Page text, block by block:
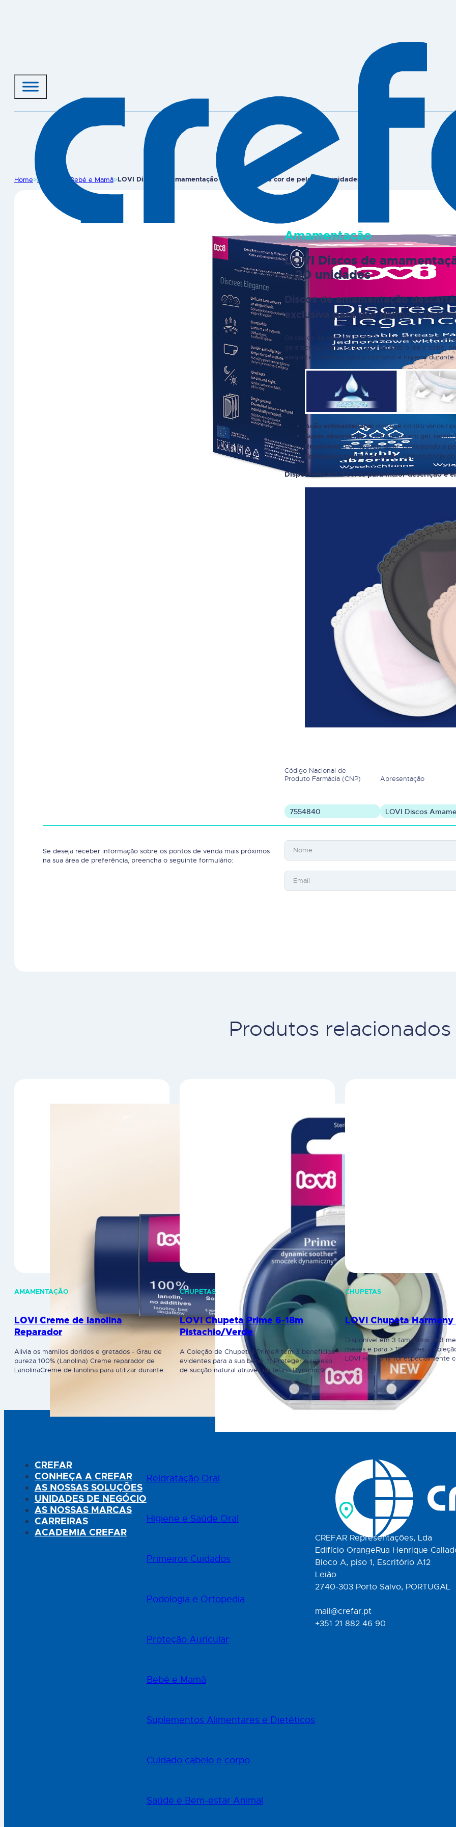
Home>Produtos Bebé e Mamã> LOVI Discos de amamentação antibacterianos cor de pele – 20 unidades
Amamentação
LOVI Discos de
– 20 unidades
Discos de amamentação
exclusiva para uso diurno e
Os discos de amamentação Discreet Elegance são
garantem um ambiente seco durante o dia e noite,
elegante, contribui para o conforto e higiene
Ação antibacteriana: protege contra vários
Super absorvente:Enchimento em gel, retém
Respirável:Permeáveis ao ar, protegendo a
Embalados individualmente: Conveniência
Disponíveis em 3 cores para maior descrição e
Código Nacional de
Produto Farmácia (CNP)
Apresentação
7554840 LOVI Discos
Se deseja receber informação sobre os pontos de venda mais próximos
na sua área de preferência, preencha o seguinte formulário:
Produtos relacionados
AMAMENTAÇÃO
LOVI Creme de lanolina
Reparador
Alivia os mamilos doridos e gretados - Grau de
pureza 100% (Lanolina) Creme reparador de
LanolinaCreme de lanolina para utilizar durante a
É seguro para a mãe…
CHUPETAS
LOVI Chupeta Prime 6-18m
Pistachio/Verde
A Coleção de Chupetas Prime® tem 3 benefícios
evidentes para a sua bebé: 1) Proteger o reflexo
de sucção natural através da tetina Dynamic® 2)
Ideais para o desenvolvimento da fala e dentição
(ortodôntico) 3) Seguro para a pele do bebé -
ângulo diferente face à boca do bebé (respira
melhor) Prime significa excelência. A…
CHUPETAS
LOVI Chupeta
Disponível em 3 tamanhos: 0-3
meses e para > 18 meses, a
LOVI Harmony foi especialmente
estar em harmonia com a sua
LOVI Dynamic® protege o reflexo
sucção e apoia o desenvolvimento
fala e da dentição. Desenvolvida
da fala…
CREFAR
CONHEÇA A CREFAR
AS NOSSAS SOLUÇÕES
UNIDADES DE NEGÓCIO
AS NOSSAS MARCAS
CARREIRAS
ACADEMIA CREFAR
Reidratação Oral
Higiene e Saúde Oral
Primeiros Cuidados
Podologia e Ortopedia
Proteção Auricular
Bebé e Mamã
Suplementos Alimentares e Dietéticos
Cuidado cabelo e corpo
Saúde e Bem-estar Animal
CREFAR Representações, Lda
Edifício OrangeRua Henrique
Bloco A, piso 1, Escritório A12
Leião
2740-303 Porto Salvo, PORTUGAL
mail@crefar.pt
+351 21 882 46 90